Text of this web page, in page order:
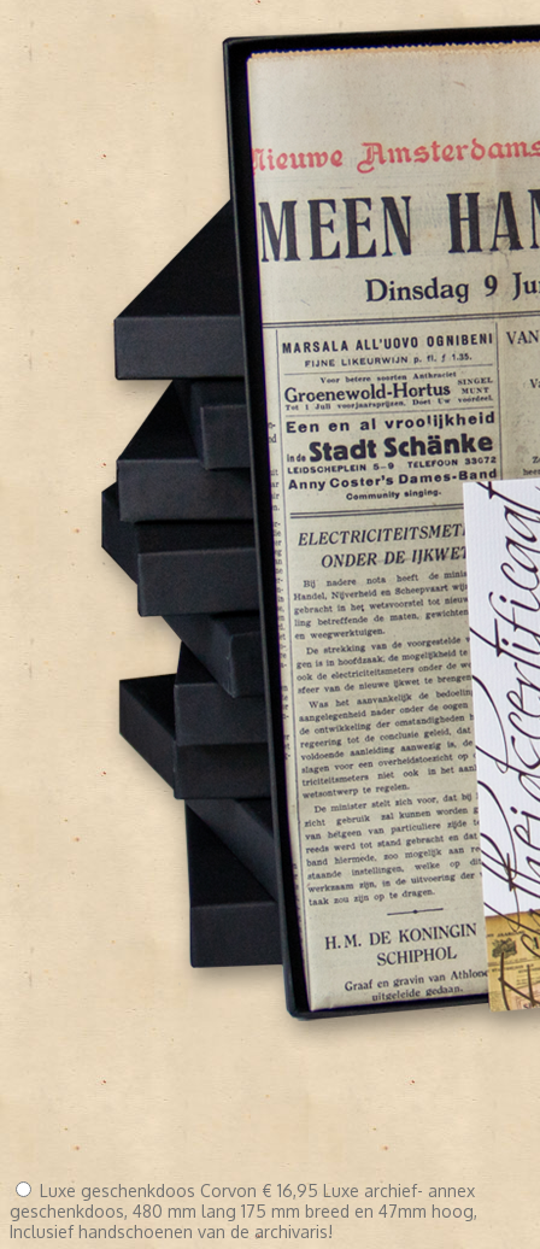
Luxe geschenkdoos Corvon € 16,95 Luxe archief- annex
geschenkdoos, 480 mm lang 175 mm breed en 47mm hoog,
Inclusief handschoenen van de archivaris!